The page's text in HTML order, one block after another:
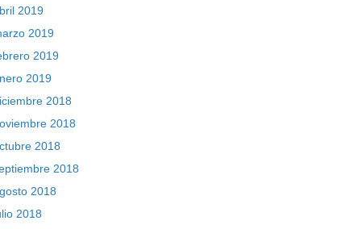
2019
2019
2019
2019
2018
2018
2018
2018
2018
2018